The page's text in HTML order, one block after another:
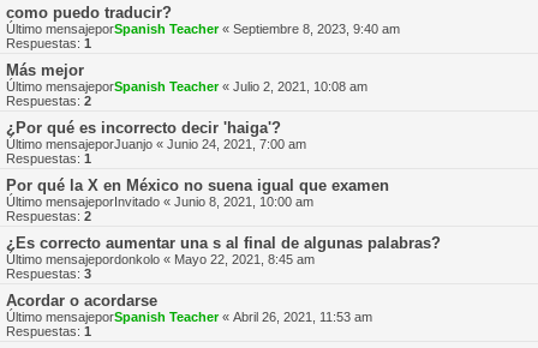
como puedo traducir?
Último mensajeporSpanish Teacher« Septiembre 8, 2023, 9:40 am
Respuestas: 1
Más mejor
Último mensajeporSpanish Teacher« Julio 2, 2021, 10:08 am
Respuestas: 2
¿Por qué es incorrecto decir 'haiga'?
Último mensajeporJuanjo « Junio 24, 2021, 7:00 am
Respuestas: 1
Por qué la X en México no suena igual que examen
Último mensajeporInvitado « Junio 8, 2021, 10:00 am
Respuestas: 2
¿Es correcto aumentar una s al final de algunas palabras?
Último mensajepordonkolo « Mayo 22, 2021, 8:45 am
Respuestas: 3
Acordar o acordarse
Último mensajeporSpanish Teacher« Abril 26, 2021, 11:53 am
Respuestas: 1